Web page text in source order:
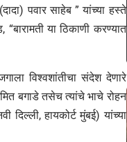
पवार साहेब ” यांच्या हस्ते
या ठिकाणी करण्यात
विश्वशांतीचा संदेश देणारे
बगाडे तसेच त्यांचे भाचे रोहन
हायकोर्ट मुंबई) यांच्या